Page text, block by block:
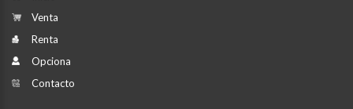
Venta
Renta
Opciona
Contacto